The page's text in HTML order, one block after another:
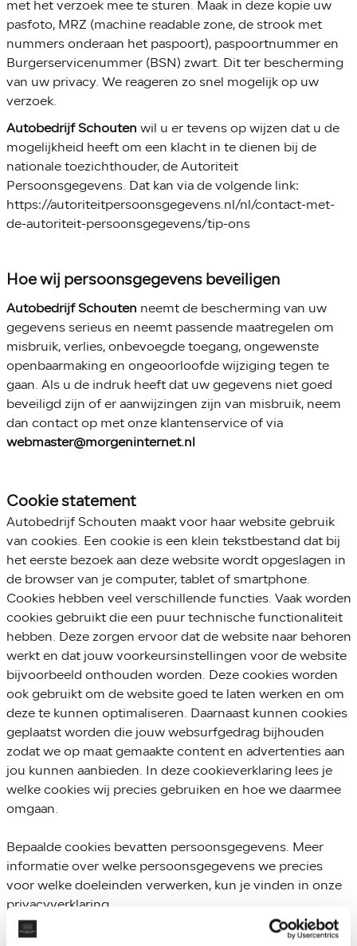
met het verzoek mee te sturen. Maak in deze kopie uw
pasfoto, MRZ (machine readable zone, de strook met
nummers onderaan het paspoort), paspoortnummer en
Burgerservicenummer (BSN) zwart. Dit ter bescherming
van uw privacy. We reageren zo snel mogelijk op uw
verzoek.
Autobedrijf Schouten wil u er tevens op wijzen dat u de
mogelijkheid heeft om een klacht in te dienen bij de
nationale toezichthouder, de Autoriteit
Persoonsgegevens. Dat kan via de volgende link:
https://autoriteitpersoonsgegevens.nl/nl/contact-met-
de-autoriteit-persoonsgegevens/tip-ons
Hoe wij persoonsgegevens beveiligen
Autobedrijf Schouten neemt de bescherming van uw
gegevens serieus en neemt passende maatregelen om
misbruik, verlies, onbevoegde toegang, ongewenste
openbaarmaking en ongeoorloofde wijziging tegen te
gaan. Als u de indruk heeft dat uw gegevens niet goed
beveiligd zijn of er aanwijzingen zijn van misbruik, neem
dan contact op met onze klantenservice of via
webmaster@morgeninternet.nl
Cookie statement
Autobedrijf Schouten maakt voor haar website gebruik
van cookies. Een cookie is een klein tekstbestand dat bij
het eerste bezoek aan deze website wordt opgeslagen in
de browser van je computer, tablet of smartphone.
Cookies hebben veel verschillende functies. Vaak worden
cookies gebruikt die een puur technische functionaliteit
hebben. Deze zorgen ervoor dat de website naar behoren
werkt en dat jouw voorkeursinstellingen voor de website
bijvoorbeeld onthouden worden. Deze cookies worden
ook gebruikt om de website goed te laten werken en om
deze te kunnen optimaliseren. Daarnaast kunnen cookies
geplaatst worden die jouw websurfgedrag bijhouden
zodat we op maat gemaakte content en advertenties aan
jou kunnen aanbieden. In deze cookieverklaring lees je
welke cookies wij precies gebruiken en hoe we daarmee
omgaan.
Bepaalde cookies bevatten persoonsgegevens. Meer
informatie over welke persoonsgegevens we precies
voor welke doeleinden verwerken, kun je vinden in onze
privacyverklaring.
Heb je vragen over deze cookieverklaring? Dan lees je